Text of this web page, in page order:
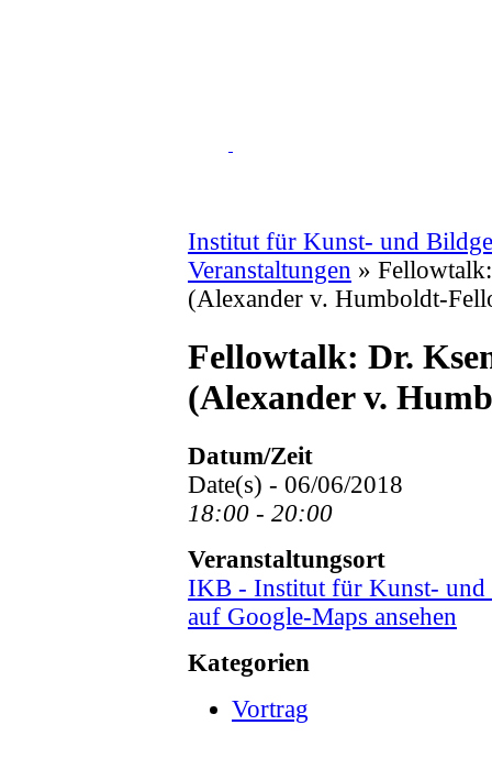
Institut für Kunst- und
Veranstaltungen »
(Alexander v. Humboldt-
Fellowtalk: Dr.
(Alexander v.
Datum/Zeit
Date(s) - 06/06/2018
18:00 - 20:00
Veranstaltungsort
IKB - Institut für Kunst- und
auf Google-Maps ansehen
Kategorien
Vortrag